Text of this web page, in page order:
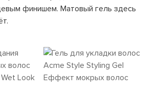
финишем. Матовый гель здесь